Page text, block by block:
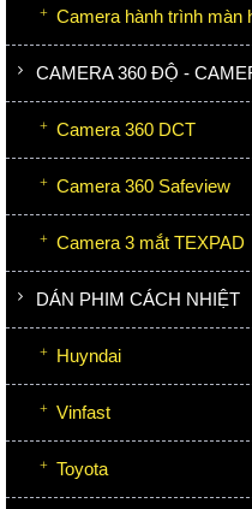
Camera hành trình màn
CAMERA 360 ĐỘ -
Camera 360 DCT
Camera 360 Safeview
Camera 3 mắt TEXPAD
DÁN PHIM CÁCH NHIỆT
Huyndai
Vinfast
Toyota